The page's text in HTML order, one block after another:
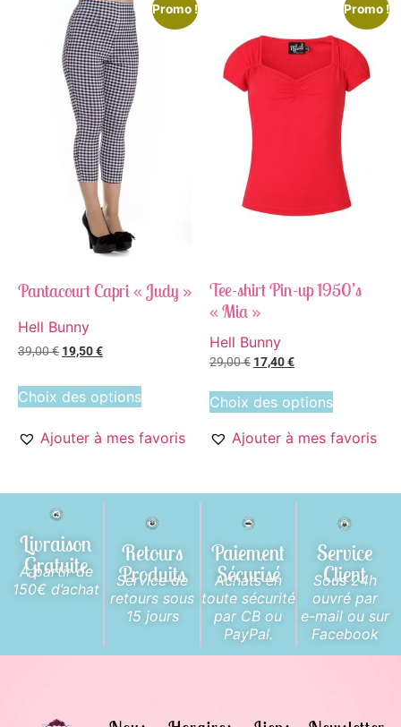
Promo !
Pantacourt Capri « Judy »
Hell Bunny
39,00€ 19,50€
Choix des options
Ajouter à mes favoris
Promo !
Tee-shirt Pin-up 1950’s
« Mia »
Hell Bunny
29,00€ 17,40€
Choix des options
Ajouter à mes favoris
Livraison
Gratuite
A partir de
150€ d’achat
Retours
Produits
Service de
retours sous
15 jours
Paiement
Sécurisé
Achats en
toute sécurité
par CB ou
PayPal.
Service
Client
Sous 24h
ouvré par
e-mail ou sur
Facebook